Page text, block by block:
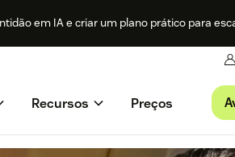
em IA e criar um plano prático para
Recursos Preços